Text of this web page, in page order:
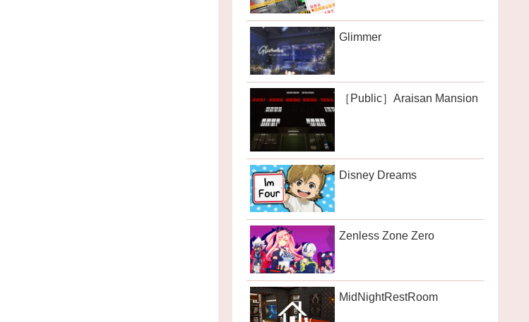
Glimmer
［Public］Araisan Mansion
Disney Dreams
Zenless Zone Zero
MidNightRestRoom